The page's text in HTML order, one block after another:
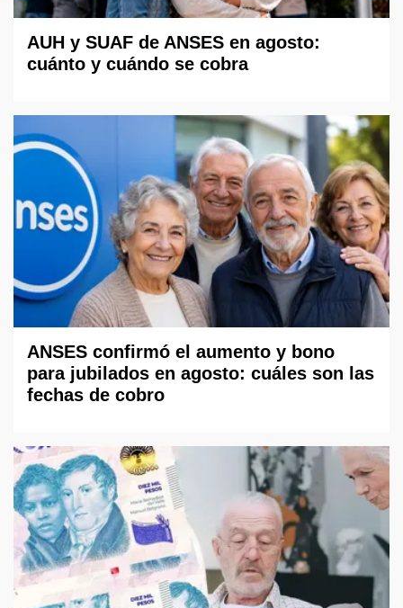
AUH y SUAF de ANSES en agosto:
cuánto y cuándo se cobra
ANSES confirmó el aumento y bono
para jubilados en agosto: cuáles son las
fechas de cobro